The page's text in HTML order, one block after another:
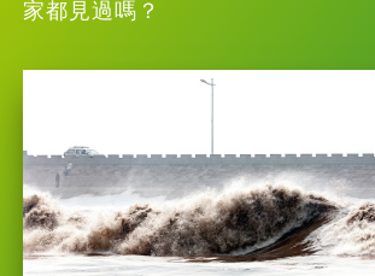
家都見過嗎？